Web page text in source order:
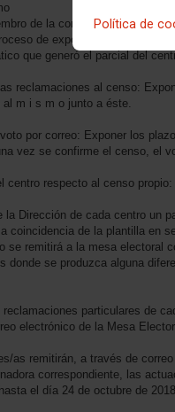
Política de
de la comunidad educativa
de exposición del censo,
que generó el parcial del
reclamaciones al censo:
al m i s m o junto a éste.
por correo: Exponer los
vez se confirme el censo, el
centro respecto al censo propio:
la Dirección de cada centro un
coincidencia de la plantilla en
se remitirá a la mesa electoral
donde se produzca alguna
reclamaciones particulares de
electrónico de la Mesa
as remitirán, a través de
correspondiente, las
el día 24 de octubre de